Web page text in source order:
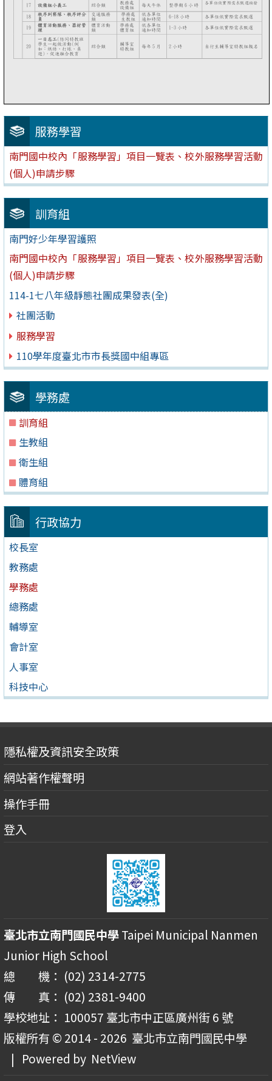
服務學習
南門國中校內「服務學習」項目一覽表、校外服務學習活動
(個人)申請步驟
訓育組
南門好少年學習護照
南門國中校內「服務學習」項目一覽表、校外服務學習活動
(個人)申請步驟
114-1七八年級靜態社團成果發表(全)
社團活動
服務學習
110學年度臺北市市長獎國中組專區
學務處
訓育組
生教組
衛生組
體育組
行政協力
校長室
教務處
學務處
總務處
輔導室
會計室
人事室
科技中心
隱私權及資訊安全政策
網站著作權聲明
操作手冊
登入
臺北市立南門國民中學Taipei Municipal Nanmen
Junior High School
總 機： (02) 2314-2775
傳 真： (02) 2381-9400
學校地址： 100057 臺北市中正區廣州街 6 號
版權所有 © 2014 - 2026 臺北市立南門國民中學
| Powered by NetView